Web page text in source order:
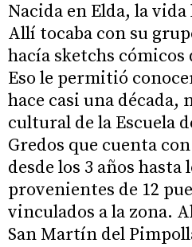
Nacida en Elda, la vida
Allí tocaba con su
hacía sketchs cómicos
Eso le permitió
hace casi una década,
cultural de la Escuela
Gredos que cuenta
desde los 3 años hasta
provenientes de 12
vinculados a la zona.
San Martín del